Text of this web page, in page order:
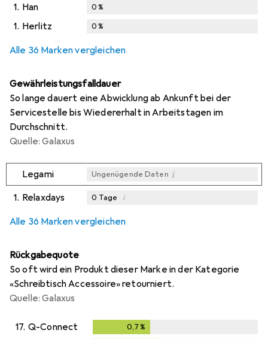
1. Han 0%
1. Herlitz 0%
Alle 36 Marken vergleichen
Gewährleistungsfalldauer
So lange dauert eine Abwicklung ab Ankunft bei der
Servicestelle bis Wiedererhalt in Arbeitstagen im
Durchschnitt.
Quelle: Galaxus
Legami Ungenügende Daten i
1. Relaxdays 0 Tage i
Alle 36 Marken vergleichen
Rückgabequote
So oft wird ein Produkt dieser Marke in der Kategorie
«Schreibtisch Accessoire» retourniert.
Quelle: Galaxus
17. Q-Connect 0,7 %